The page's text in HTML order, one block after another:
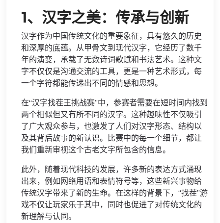
1、汉字之美：传承与创新
汉字作为中国传统文化的重要象征，具有悠久的历史
和深厚的底蕴。从甲骨文到现代汉字，它经历了数千
年的演变，承载了无数诗词歌赋和书法艺术。这种文
字不仅仅是沟通交流的工具，更是一种艺术形式，每
一个字符都能传递出不同的情感和思想。
在“汉字找茬王挑战赛”中，参赛者需要在短时间内找到
两个相似但又有所不同的汉字。这种趣味性不仅吸引
了广大观众参与，也激发了人们对汉字形态、结构以
及其背后故事的新认识。比赛中的每一个细节，都让
我们重新审视这个古老文字所包含的信息。
此外，随着现代科技的发展，许多新的表达方式涌现
出来，例如网络用语和表情符号等，这些新兴事物给
传统汉字带来了新的生命。在这样的背景下，“找茬”游
戏不仅让玩家乐于其中，同时也促进了对传统文化的
新理解与认同。